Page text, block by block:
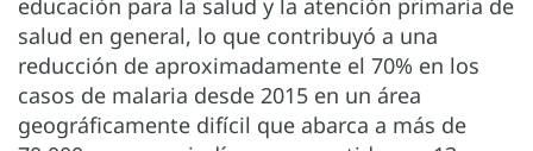
salud en general, lo que contribuyó a una
reducción de aproximadamente el 70% en los
casos de malaria desde 2015 en un área
geográficamente difícil que abarca a más de